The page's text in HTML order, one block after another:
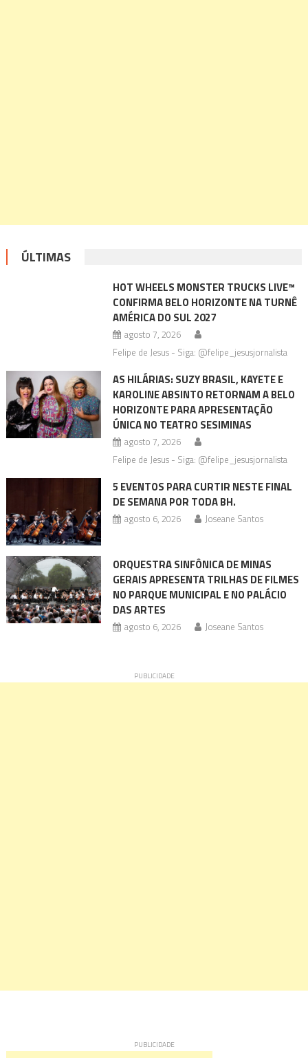
ÚLTIMAS
HOT WHEELS MONSTER TRUCKS LIVE™
CONFIRMA BELO HORIZONTE NA TURNÊ
AMÉRICA DO SUL 2027
agosto 7, 2026
Felipe de Jesus - Siga: @felipe_jesusjornalista
AS HILÁRIAS: SUZY BRASIL, KAYETE E
KAROLINE ABSINTO RETORNAM A BELO
HORIZONTE PARA APRESENTAÇÃO
ÚNICA NO TEATRO SESIMINAS
agosto 7, 2026
Felipe de Jesus - Siga: @felipe_jesusjornalista
5 EVENTOS PARA CURTIR NESTE FINAL
DE SEMANA POR TODA BH.
agosto 6, 2026 Joseane Santos
ORQUESTRA SINFÔNICA DE MINAS
GERAIS APRESENTA TRILHAS DE FILMES
NO PARQUE MUNICIPAL E NO PALÁCIO
DAS ARTES
agosto 6, 2026 Joseane Santos